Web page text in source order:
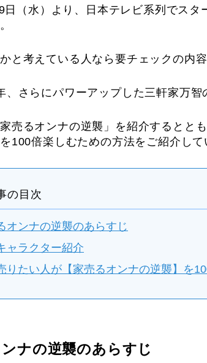
日（水）より、日本テレビ系列でスタ
と考えている人なら要チェックの内容
、さらにパワーアップした三軒家万智
売るオンナの逆襲」を紹介するとと
100倍楽しむための方法をご紹介して
の目次
オンナの逆襲のあらすじ
ャラクター紹介
りたい人が【家売るオンナの逆襲】を
ナの逆襲のあらすじ